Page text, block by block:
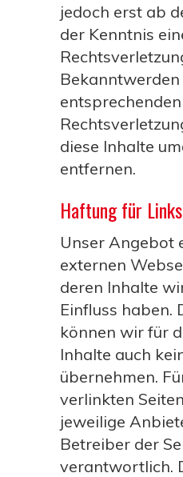
jedoch erst ab
der Kenntnis
entsprechenden
diese Inhalte
entfernen.
Haftung für Links
Unser Angebot
externen
deren Inhalte
Einfluss haben.
können wir für
Inhalte auch
übernehmen.
verlinkten
jeweilige
Betreiber der
verantwortlich.